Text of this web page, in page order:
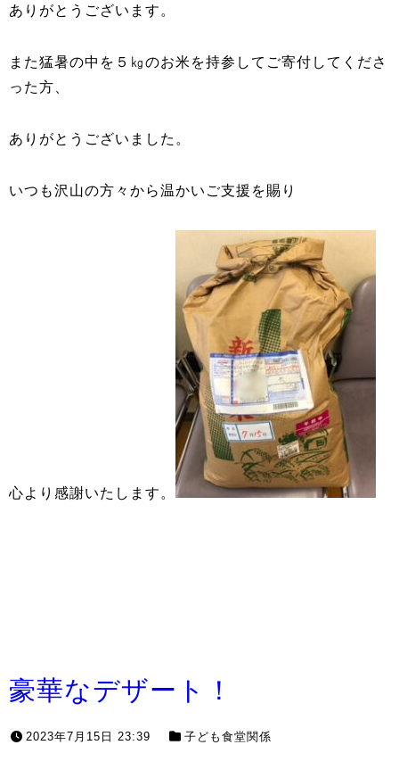
ありがとうございます。
また猛暑の中を５㎏のお米を持参してご寄付してくださ
った方、
ありがとうございました。
いつも沢山の方々から温かいご支援を賜り
心より感謝いたします。
豪華なデザート！
2023年7月15日 23:39 子ども食堂関係